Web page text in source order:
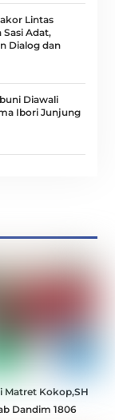
Lintas
Sasi Adat,
Dialog dan
Diawali
Ibori Junjung
Matret Kokop,SH
Dandim 1806